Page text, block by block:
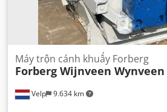
Velp 9.634 km
Máy trộn cánh khuấy Forberg
Forberg Wijnveen Wynveen